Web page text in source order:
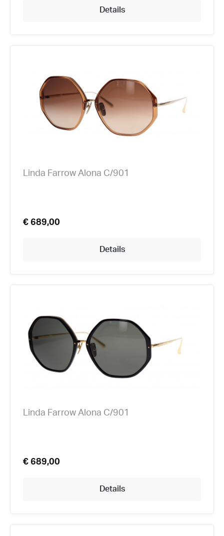
Details
Linda Farrow Alona C/901
€ 689,00
Details
Linda Farrow Alona C/901
€ 689,00
Details